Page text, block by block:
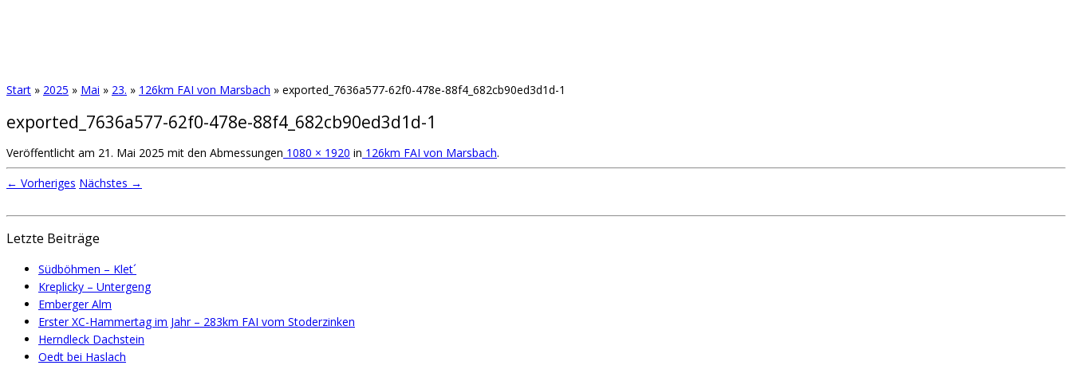
Start » 2025 » Mai » 23. » 126km FAI von Marsbach » exported_7636a577-62f0-478e-88f4_682cb90ed3d1d-1
exported_7636a577-62f0-478e-88f4_682cb90ed3d1d-1
Veröffentlicht am 21. Mai 2025 mit den Abmessungen 1080 × 1920 in 126km FAI von Marsbach.
← Vorheriges Nächstes →
Letzte Beiträge
Südböhmen – Klet´
Kreplicky – Untergeng
Emberger Alm
Erster XC-Hammertag im Jahr – 283km FAI vom Stoderzinken
Herndleck Dachstein
Oedt bei Haslach